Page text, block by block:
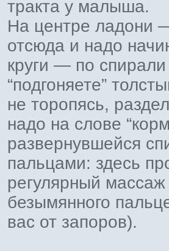
тракта у малыша.
На центре ладони
отсюда и надо
круги — по
“подгоняете”
не торопясь,
надо на слове
развернувшейся
пальцами: здесь
регулярный
безымянного
вас от запоров).